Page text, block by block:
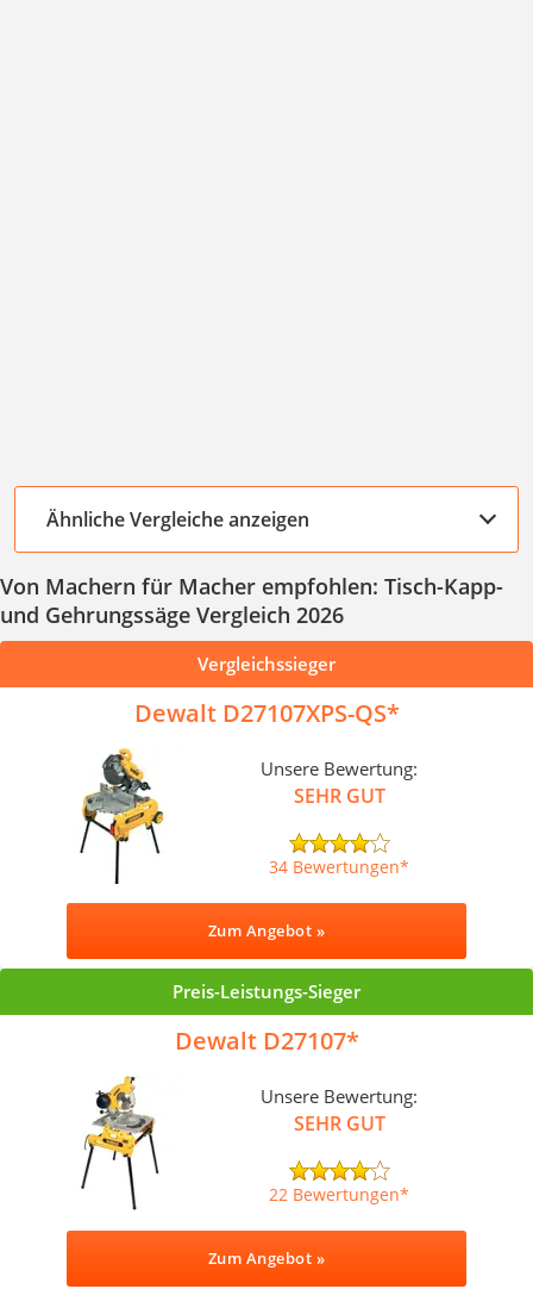
Ähnliche Vergleiche anzeigen
Von Machern für Macher empfohlen: Tisch-Kapp-
und Gehrungssäge Vergleich 2026
Vergleichssieger
Dewalt D27107XPS-QS
Unsere Bewertung:
SEHR GUT
34 Bewertungen
Zum Angebot »
Preis-Leistungs-Sieger
Dewalt D27107
Unsere Bewertung:
SEHR GUT
22 Bewertungen
Zum Angebot »